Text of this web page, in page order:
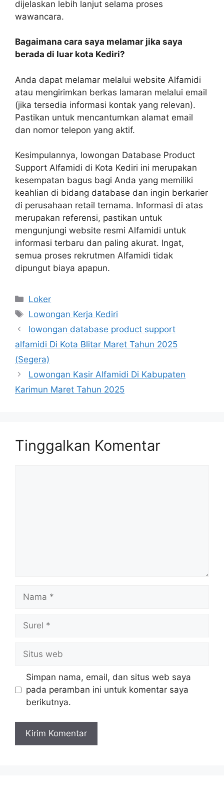
dijelaskan lebih lanjut selama proses
wawancara.
Bagaimana cara saya melamar jika saya
berada di luar kota Kediri?
Anda dapat melamar melalui website Alfamidi
atau mengirimkan berkas lamaran melalui email
(jika tersedia informasi kontak yang relevan).
Pastikan untuk mencantumkan alamat email
dan nomor telepon yang aktif.
Kesimpulannya, lowongan Database Product
Support Alfamidi di Kota Kediri ini merupakan
kesempatan bagus bagi Anda yang memiliki
keahlian di bidang database dan ingin berkarier
di perusahaan retail ternama. Informasi di atas
merupakan referensi, pastikan untuk
mengunjungi website resmi Alfamidi untuk
informasi terbaru dan paling akurat. Ingat,
semua proses rekrutmen Alfamidi tidak
dipungut biaya apapun.
Kategori
Loker
Tag
Lowongan Kerja Kediri
lowongan database product support
alfamidi Di Kota Blitar Maret Tahun 2025
(Segera)
Lowongan Kasir Alfamidi Di Kabupaten
Karimun Maret Tahun 2025
Tinggalkan Komentar
Nama
Surel
Situs
web
Simpan nama, email, dan situs web saya
pada peramban ini untuk komentar saya
berikutnya.